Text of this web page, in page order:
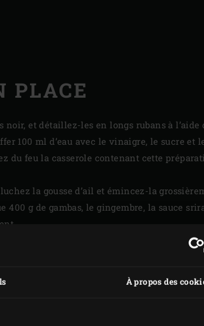
À propos des
PLACE
et détaillez-les en longs rubans à l’aide
100 ml d’eau avec le vinaigre, le sucre et
du feu la casserole contenant cette
la gousse d’ail et émincez-la
g de gambas, le gingembre, la sauce
oignons nouveaux. Incorporez ces
salez et poivrez à convenance. Divisez la
prendre ces burgers de gambas 1